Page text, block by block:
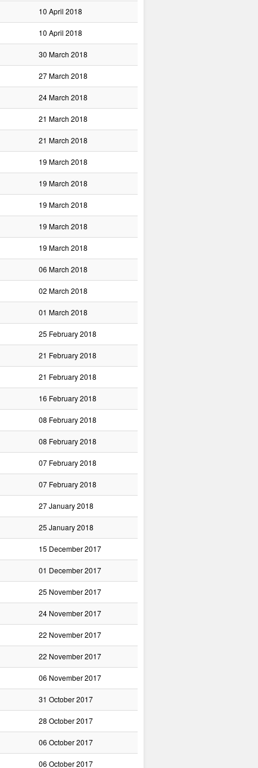
10 April 2018
10 April 2018
30 March 2018
27 March 2018
24 March 2018
21 March 2018
21 March 2018
19 March 2018
19 March 2018
19 March 2018
19 March 2018
19 March 2018
06 March 2018
02 March 2018
01 March 2018
25 February 2018
21 February 2018
21 February 2018
16 February 2018
08 February 2018
08 February 2018
07 February 2018
07 February 2018
27 January 2018
25 January 2018
15 December 2017
01 December 2017
25 November 2017
24 November 2017
22 November 2017
22 November 2017
06 November 2017
31 October 2017
28 October 2017
06 October 2017
06 October 2017